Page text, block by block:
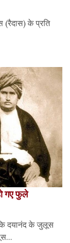
(रैदास) के प्रति
गए फुले
कि दयानंद के जुलूस